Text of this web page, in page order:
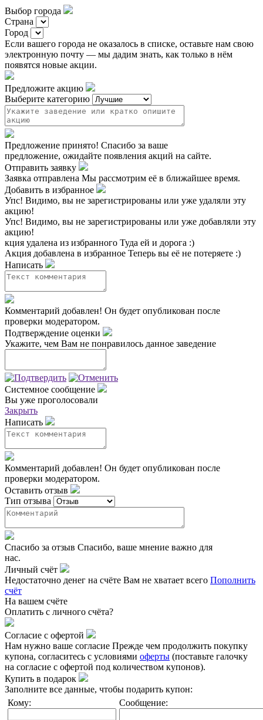
Выбор города
Страна
Город
Если вашего города не оказалось в списке, оставьте нам свою
электронную почту — мы дадим знать, как только в нём
появятся новые акции.
Предложите акцию
Выберите категорию
Предложение принято! Спасибо за ваше
предложение, ожидайте появления акций на сайте.
Отправить заявку
Заявка отправлена Мы рассмотрим её в ближайшее время.
Добавить в избранное
Упс! Видимо, вы не зарегистрированы или уже удаляли эту
акцию!
Упс! Видимо, вы не зарегистрированы или уже добавляли эту
акцию!
кция удалена из избранного Туда ей и дорога :)
Акция добавлена в избранное Теперь вы её не потеряете :)
Написать
Комментарий добавлен! Он будет опубликован после
проверки модератором.
Подтверждение оценки
Укажите, чем Вам не понравилось данное заведение
Системное сообщение
Вы уже проголосовали
Закрыть
Написать
Комментарий добавлен! Он будет опубликован после
проверки модератором.
Оставить отзыв
Тип отзыва
Спасибо за отзыв Спасибо, ваше мнение важно для
нас.
Личный счёт
Недостаточно денег на счёте Вам не хватает всего Пополнить
счёт
На вашем счёте
Оплатить с личного счёта?
Согласие с офертой
Нам нужно ваше согласие Прежде чем продолжить покупку
купона, согласитесь с условиями оферты (поставьте галочку
на согласие с офертой под количеством купонов).
Купить в подарок
Заполните все данные, чтобы подарить купон:
Кому:
Сообщение: